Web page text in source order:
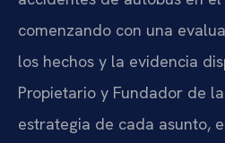
comenzando con una
los hechos y la evidencia
Propietario y Fundador de
estrategia de cada asunto,